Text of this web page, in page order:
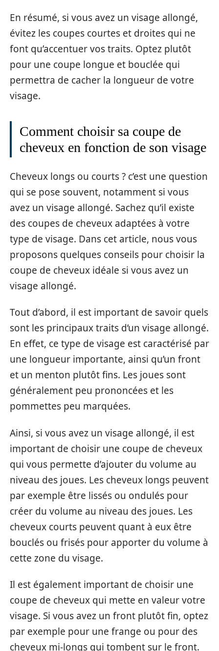
En résumé, si vous avez un visage allongé,
évitez les coupes courtes et droites qui ne
font qu’accentuer vos traits. Optez plutôt
pour une coupe longue et bouclée qui
permettra de cacher la longueur de votre
visage.
Comment choisir sa coupe de
cheveux en fonction de son visage
Cheveux longs ou courts ? c’est une question
qui se pose souvent, notamment si vous
avez un visage allongé. Sachez qu’il existe
des coupes de cheveux adaptées à votre
type de visage. Dans cet article, nous vous
proposons quelques conseils pour choisir la
coupe de cheveux idéale si vous avez un
visage allongé.
Tout d’abord, il est important de savoir quels
sont les principaux traits d’un visage allongé.
En effet, ce type de visage est caractérisé par
une longueur importante, ainsi qu’un front
et un menton plutôt fins. Les joues sont
généralement peu prononcées et les
pommettes peu marquées.
Ainsi, si vous avez un visage allongé, il est
important de choisir une coupe de cheveux
qui vous permette d’ajouter du volume au
niveau des joues. Les cheveux longs peuvent
par exemple être lissés ou ondulés pour
créer du volume au niveau des joues. Les
cheveux courts peuvent quant à eux être
bouclés ou frisés pour apporter du volume à
cette zone du visage.
Il est également important de choisir une
coupe de cheveux qui mette en valeur votre
visage. Si vous avez un front plutôt fin, optez
par exemple pour une frange ou pour des
cheveux mi-longs qui tombent sur le front.